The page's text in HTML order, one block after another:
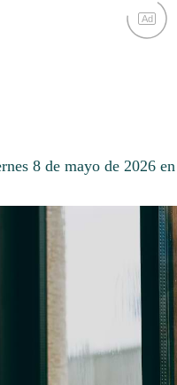
Ad
8 de mayo de 2026